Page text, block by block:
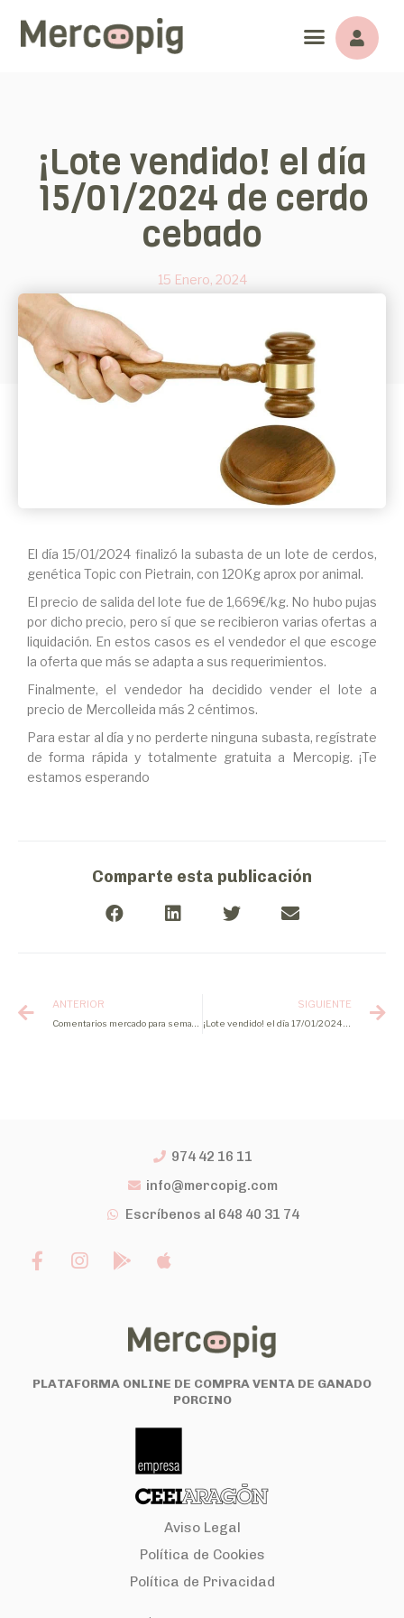
¡Lote vendido! el día
15/01/2024 de cerdo
cebado
15 Enero, 2024
El día 15/01/2024 finalizó la subasta de un lote de cerdos,
genética Topic con Pietrain, con 120Kg aprox por animal.
El precio de salida del lote fue de 1,669€/kg. No hubo pujas
por dicho precio, pero sí que se recibieron varias ofertas a
liquidación. En estos casos es el vendedor el que escoge
la oferta que más se adapta a sus requerimientos.
Finalmente, el vendedor ha decidido vender el lote a
precio de Mercolleida más 2 céntimos.
Para estar al día y no perderte ninguna subasta, regístrate
de forma rápida y totalmente gratuita a Mercopig. ¡Te
estamos esperando
Comparte esta publicación
ANTERIOR SIGUIENTE
974 42 16 11
info@mercopig.com
Escríbenos al 648 40 31 74
PLATAFORMA ONLINE DE COMPRA VENTA DE GANADO
PORCINO
Aviso Legal
Política de Cookies
Política de Privacidad